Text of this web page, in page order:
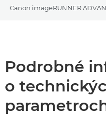
Canon imageRUNNER
Stiahnuť súbor PDF
Podrobné
o